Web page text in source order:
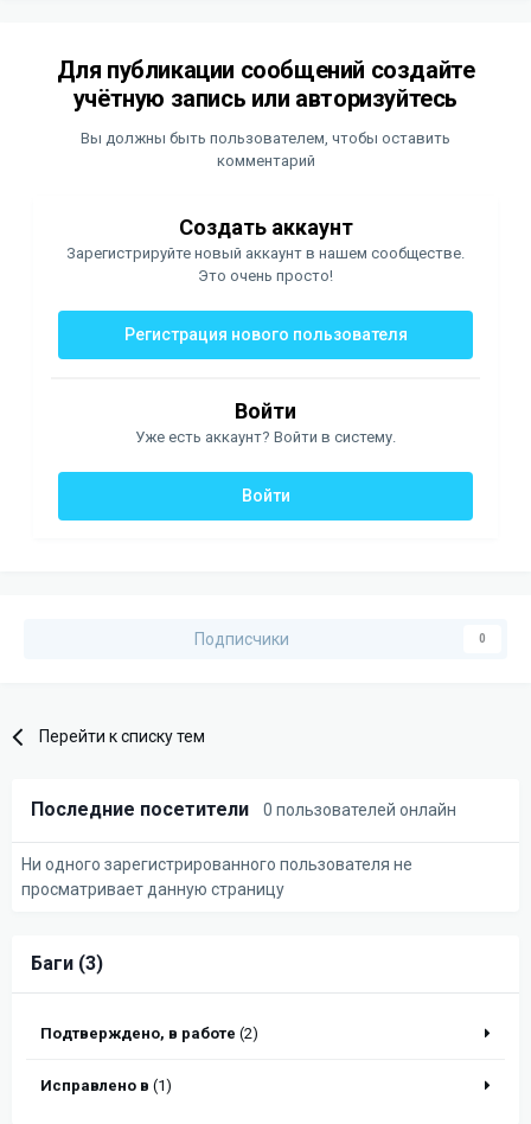
Для публикации сообщений создайте
учётную запись или авторизуйтесь
Вы должны быть пользователем, чтобы оставить
комментарий
Создать аккаунт
Зарегистрируйте новый аккаунт в нашем сообществе.
Это очень просто!
Регистрация нового пользователя
Войти
Уже есть аккаунт? Войти в систему.
Войти
Подписчики 0
Перейти к списку тем
Последние посетители 0 пользователей онлайн
Ни одного зарегистрированного пользователя не
просматривает данную страницу
Баги (3)
Подтверждено, в работе (2)
Исправлено в (1)